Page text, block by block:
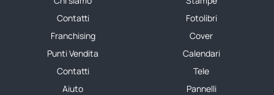
Contatti
Franchising
Punti Vendita
Contatti
Aiuto
Fotolibri
Cover
Calendari
Tele
Pannelli